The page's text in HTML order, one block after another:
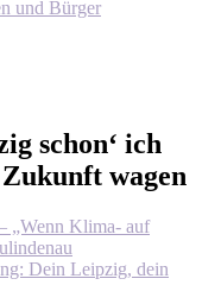
und Bürger
schon‘ ich
wagen
„Wenn Klima- auf
Dein Leipzig, dein